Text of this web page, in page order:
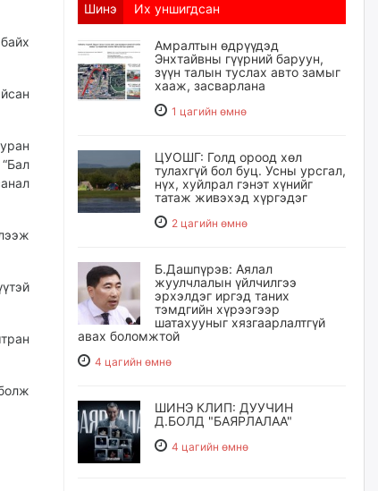
Шинэ Их уншигдсан
Амралтын өдрүүдэд
Энхтайвны гүүрний баруун,
зүүн талын туслах авто замыг
хааж, засварлана
1 цагийн өмнө
ЦУОШГ: Голд ороод хөл
тулахгүй бол буц. Усны урсгал,
нүх, хуйлрал гэнэт хүнийг
татаж живэхэд хүргэдэг
2 цагийн өмнө
Б.Дашпүрэв: Аялал
жуулчлалын үйлчилгээ
эрхэлдэг иргэд таних
тэмдгийн хүрээгээр
шатахууныг хязгаарлалтгүй
авах боломжтой
4 цагийн өмнө
ШИНЭ КЛИП: ДУУЧИН
Д.БОЛД "БАЯРЛАЛАА"
4 цагийн өмнө